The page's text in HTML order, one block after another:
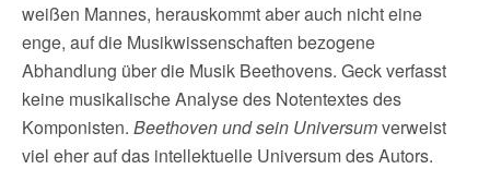
weißen Mannes, herauskommt aber auch nicht eine
enge, auf die Musikwissenschaften bezogene
Abhandlung über die Musik Beethovens. Geck verfasst
keine musikalische Analyse des Notentextes des
Komponisten. Beethoven und sein Universumverweist
viel eher auf das intellektuelle Universum des Autors.